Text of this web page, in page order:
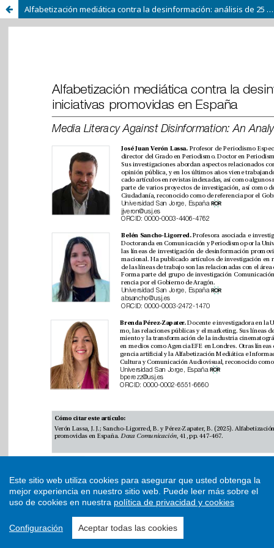
Alfabetización mediática contra la desinformación: análisis de 25 iniciativas promovidas en España
Este sitio web utiliza cookies para asegurar que usted obtenga la
mejor experiencia en nuestro sitio web. Puede leer más sobre el
uso de cookies en nuestra política de privacidad y cookies
Configuración Aceptar todas las cookies